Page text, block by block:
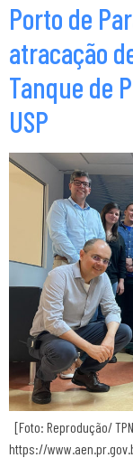
Porto de
atracação
Tanque de
USP
[Foto: Reprodução/
https://